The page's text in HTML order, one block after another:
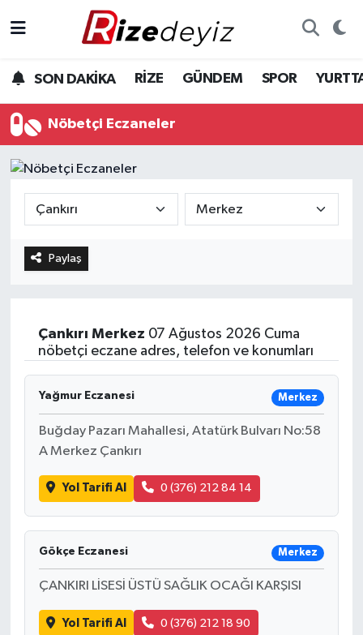
SON DAKİKA RİZE GÜNDEM SPOR
Nöbetçi Eczaneler
Paylaş
Çankırı Merkez 07 Ağustos 2026 Cuma
nöbetçi eczane adres, telefon ve konumları
Yağmur Eczanesi Merkez
Buğday Pazarı Mahallesi, Atatürk Bulvarı No:58
A Merkez Çankırı
Yol Tarifi Al 0 (376) 212 84 14
Gökçe Eczanesi Merkez
ÇANKIRI LİSESİ ÜSTÜ SAĞLIK OCAĞI KARŞISI
Yol Tarifi Al 0 (376) 212 18 90
Gündem
Yurttan Haberler
Teknoloji
Sağlık
Rize Hava Durumu
Rize Trafik Yoğunluk Haritası
Tüm Manşetler
Son Dakika Haberleri